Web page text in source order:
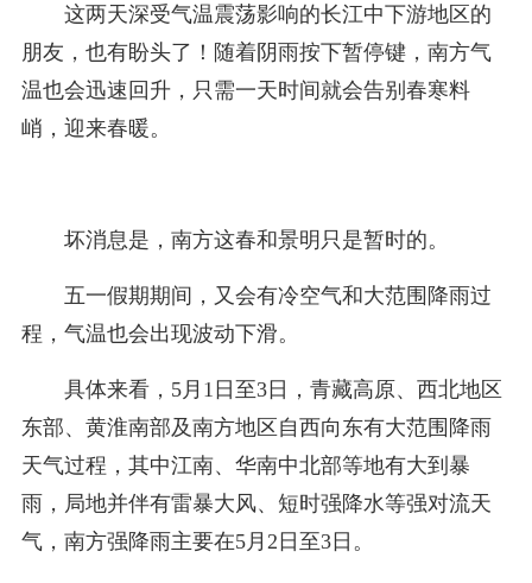
这两天深受气温震荡影响的长江中下游地区的
朋友，也有盼头了！随着阴雨按下暂停键，南方气
温也会迅速回升，只需一天时间就会告别春寒料
峭，迎来春暖。
坏消息是，南方这春和景明只是暂时的。
五一假期期间，又会有冷空气和大范围降雨过
程，气温也会出现波动下滑。
具体来看，5月1日至3日，青藏高原、西北地区
东部、黄淮南部及南方地区自西向东有大范围降雨
天气过程，其中江南、华南中北部等地有大到暴
雨，局地并伴有雷暴大风、短时强降水等强对流天
气，南方强降雨主要在5月2日至3日。